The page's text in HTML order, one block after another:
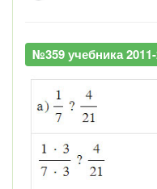
№359 учебника